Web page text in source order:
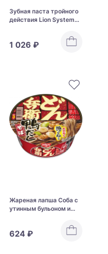
Зубная паста тройного
действия Lion Systema
1 026 ₽
Жареная лапша Соба с
утинным бульоном и
на углях Nissin Saikyo
Donbei Kamo Dashi Soba
624 ₽